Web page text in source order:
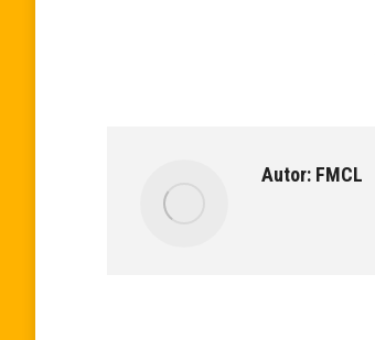
Autor: FMCL